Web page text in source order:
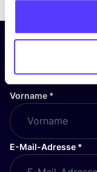
Abonniere
und bleibe
Vorname *
E-Mail-Adresse *